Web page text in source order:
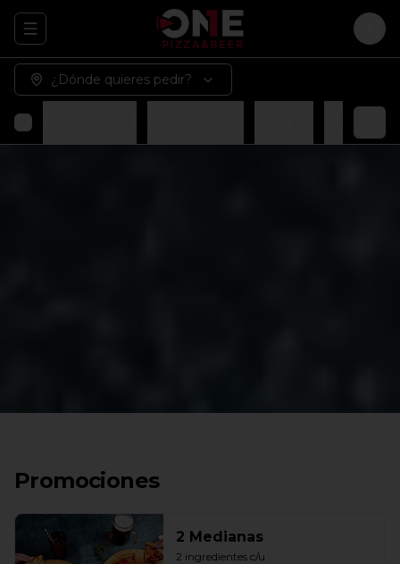
Abrir menu de navegación
¿Dónde quieres pedir?
Promociones
2 Medianas
2 ingredientes c/u